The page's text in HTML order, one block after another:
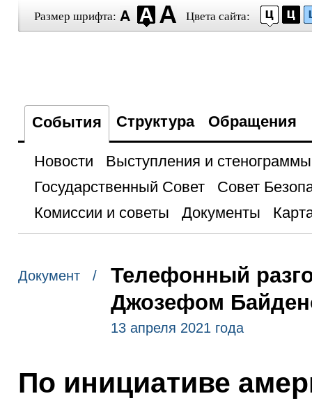
Размер шрифта: Цвета сайта:
События Структура Обращения
Новости
Выступления и стенограммы
Государственный Совет
Совет
Комиссии и советы
Документы
Документ /
Телефонный
Джозефом
13 апреля 2021 года
По инициативе